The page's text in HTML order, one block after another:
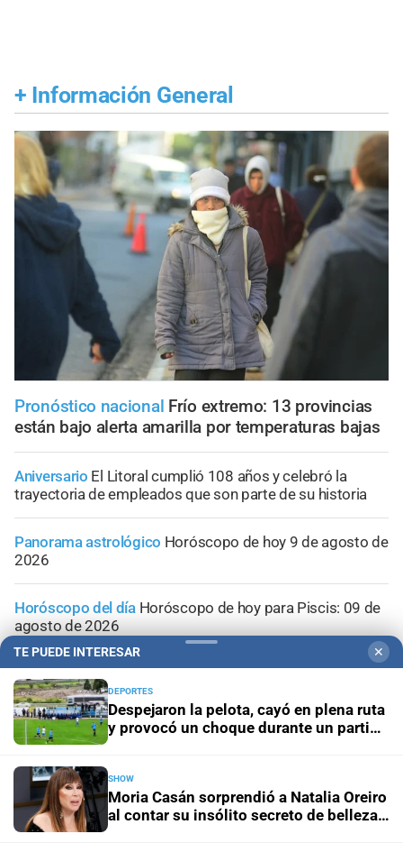
+ Información General
Pronóstico nacional Frío extremo: 13 provincias
están bajo alerta amarilla por temperaturas bajas
Aniversario El Litoral cumplió 108 años y celebró la
trayectoria de empleados que son parte de su historia
Panorama astrológico Horóscopo de hoy 9 de agosto de
2026
Horóscopo del día Horóscopo de hoy para Piscis: 09 de
agosto de 2026
Horóscopo del díaHoróscopo de hoy para Acuario: 09
de agosto de 2026
TE PUEDE INTERESAR ✕
DEPORTES
Despejaron la pelota, cayó en plena ruta
y provocó un choque durante un partido
SHOW
Moria Casán sorprendió a Natalia Oreiro
al contar su insólito secreto de belleza: